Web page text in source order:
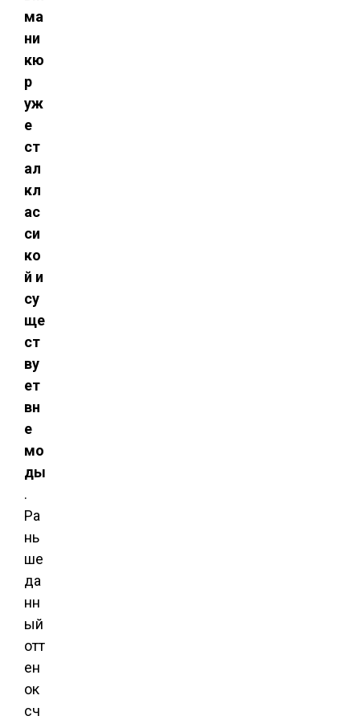
ма
ни
кю
р
уж
е
ст
ал
кл
ас
си
ко
й и
су
ще
ст
ву
ет
вн
е
мо
ды
.
Ра
нь
ше
да
нн
ый
отт
ен
ок
сч